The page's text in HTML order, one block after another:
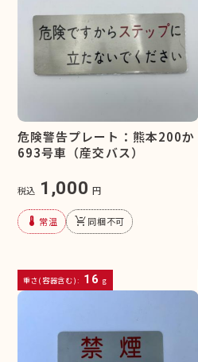
危険警告プレート：熊本200か
693号車（産交バス）
税込 1,000 円
device_thermostat 常温 remove_shopping_cart同梱不可
重さ(容器含む): 16 g